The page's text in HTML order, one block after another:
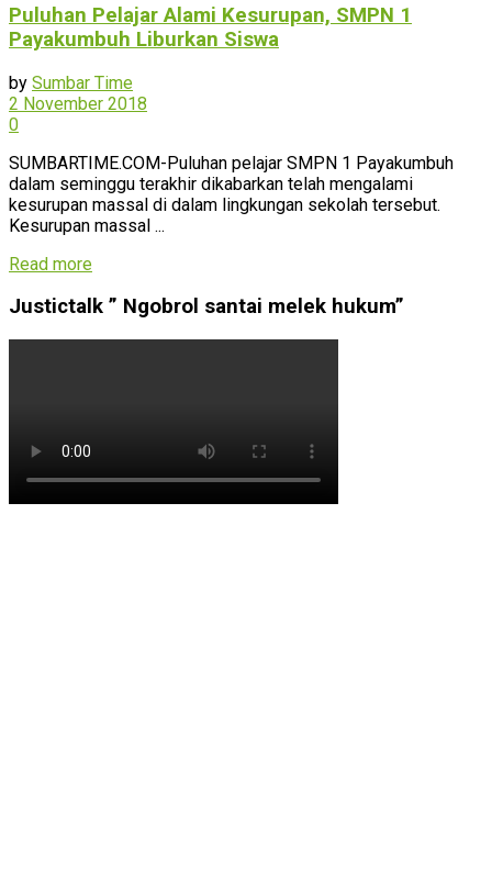
Puluhan Pelajar Alami Kesurupan, SMPN 1
Payakumbuh Liburkan Siswa
by Sumbar Time
2 November 2018
0
SUMBARTIME.COM-Puluhan pelajar SMPN 1 Payakumbuh
dalam seminggu terakhir dikabarkan telah mengalami
kesurupan massal di dalam lingkungan sekolah tersebut.
Kesurupan massal ...
Read more
Justictalk ” Ngobrol santai melek hukum”